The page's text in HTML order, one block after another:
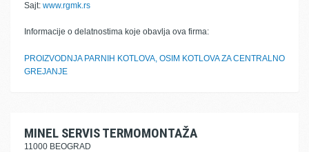
Sajt: www.rgmk.rs
Informacije o delatnostima koje obavlja ova firma:
PROIZVODNJA PARNIH KOTLOVA, OSIM KOTLOVA ZA CENTRALNO
GREJANJE
MINEL SERVIS TERMOMONTAŽA
11000 BEOGRAD